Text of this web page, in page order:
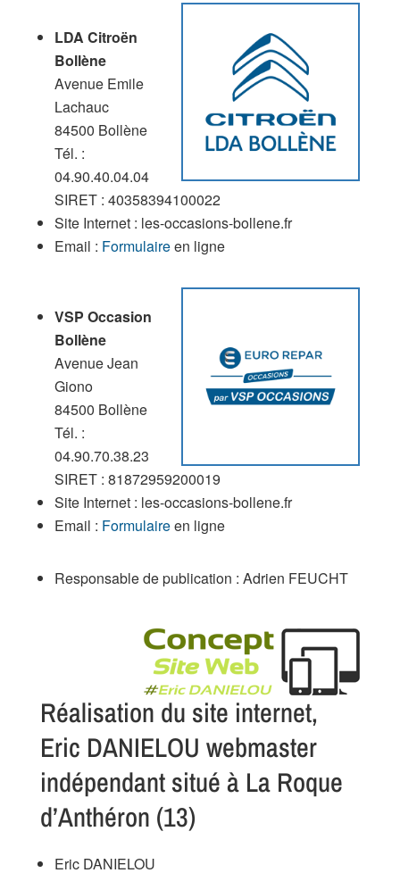
LDA Citroën
Bollène
Avenue Emile
Lachauc
84500 Bollène
Tél. :
04.90.40.04.04
SIRET : 40358394100022
Site Internet : les-occasions-bollene.fr
Email : Formulaireen ligne
VSP Occasion
Bollène
Avenue Jean
Giono
84500 Bollène
Tél. :
04.90.70.38.23
SIRET : 81872959200019
Site Internet : les-occasions-bollene.fr
Email : Formulaireen ligne
Responsable de publication : Adrien FEUCHT
Réalisation du site internet,
Eric DANIELOU webmaster
indépendant situé à La Roque
d’Anthéron (13)
Eric DANIELOU